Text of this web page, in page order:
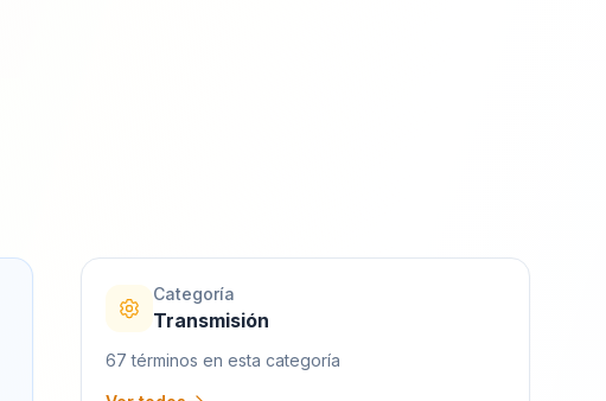
Categoría
Transmisión
67 términos en esta categoría